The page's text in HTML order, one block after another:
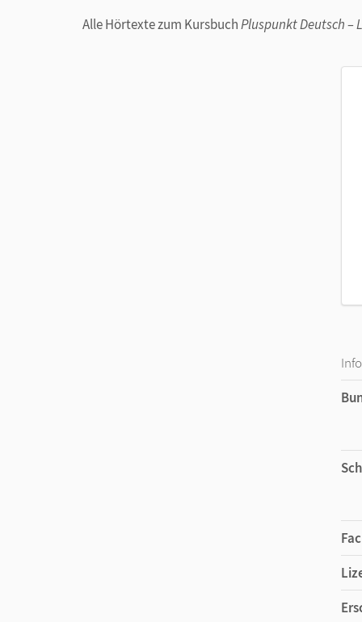
Alle Hörtexte zum KursbuchPluspunkt Deutsch –